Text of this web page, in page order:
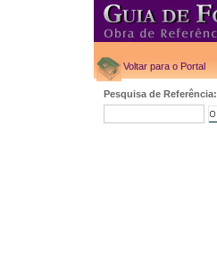
Voltar para o Portal
Pesquisa de Referência: